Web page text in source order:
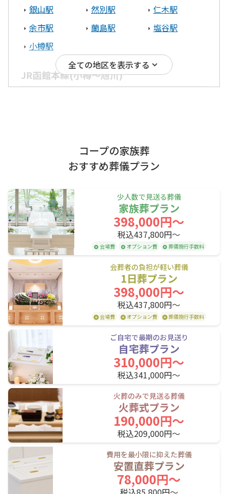
宗谷エリア
稚内市
根室エリア
上川エリア
旭川市
後志エリア
小樽市
銀山駅 然別駅
仁木駅
余市駅
蘭島駅
塩谷駅
小樽駅
JR函館本線(小樽～旭川)
発寒駅
桑園駅
札幌駅
苗穂駅
厚別駅
森林公園駅
野幌駅
高砂駅
江別駅
豊幌駅
幌向駅
上幌向駅
岩見沢駅
峰延駅
光珠内駅
美唄駅
深川駅
近文駅
旭川駅
JR室蘭本線(長万部・室蘭～苫小牧)
東室蘭駅 鷲別駅
幌別駅
糸井駅
苫小牧駅
JR室蘭本線(苫小牧～岩見沢)
苫小牧駅 沼ノ端駅
遠浅駅
早来駅
安平駅
栗沢駅
志文駅
岩見沢駅
全ての地区を表示する
コープの家族葬
おすすめ葬儀プラン
少人数で見送る葬儀
家族葬プラン
398,000円〜
税込437,800円〜
会場費 オプション費 葬儀施行手数料
会葬者の負担が軽い葬儀
1日葬プラン
398,000円〜
税込437,800円〜
会場費 オプション費 葬儀施行手数料
ご自宅で最期のお見送り
自宅葬プラン
310,000円〜
税込341,000円〜
火葬のみで見送る葬儀
火葬式プラン
190,000円〜
税込209,000円〜
費用を最小限に抑えた葬儀
安置直葬プラン
78,000円〜